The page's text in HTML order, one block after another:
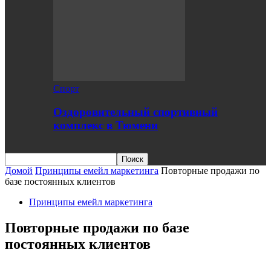
Спорт
Оздоровительный спортивный
комплекс в Тюмени
Домой Принципы емейл маркетинга Повторные продажи по
базе постоянных клиентов
Принципы емейл маркетинга
Повторные продажи по базе
постоянных клиентов